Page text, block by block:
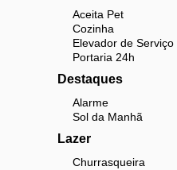
Aceita Pet
Cozinha
Elevador de Serviço
Portaria 24h
Destaques
Alarme
Sol da Manhã
Lazer
Churrasqueira